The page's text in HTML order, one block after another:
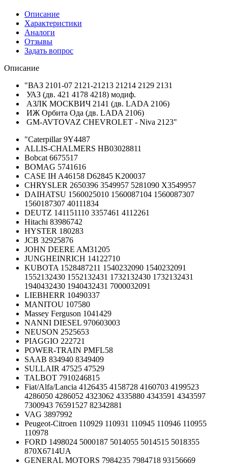
Описание
Характеристики
Аналоги
Отзывы
Задать вопрос
Описание
"ВАЗ 2101-07 2121-21213 21214 2129 2131
УАЗ (дв. 421 4178 4218) модиф.
АЗЛК МОСКВИЧ 2141 (дв. LADA 2106)
ИЖ Орбита Ода (дв. LADA 2106)
GM-AVTOVAZ CHEVROLET - Niva 2123"
"Caterpillar 9Y4487
ALLIS-CHALMERS HB03028811
Bobcat 6675517
BOMAG 5741616
CASE IH A46158 D62845 K200037
CHRYSLER 2650396 3549957 5281090 X3549957
DAIHATSU 1560025010 1560087104 1560087307
1560187307 40111834
DEUTZ 141151110 3357461 4112261
Hitachi 83986742
HYSTER 180283
JCB 32925876
JOHN DEERE AM31205
JUNGHEINRICH 14122710
KUBOTA 1528487211 1540232090 1540232091
1552132430 1552132431 1732132430 1732132431
1940432430 1940432431 7000032091
LIEBHERR 10490337
MANITOU 107580
Massey Ferguson 1041429
NANNI DIESEL 970603003
NEUSON 2525653
PIAGGIO 222721
POWER-TRAIN PMFL58
SAAB 834940 8349409
SULLAIR 47525 47529
TALBOT 7910246815
Fiat/Alfa/Lancia 4126435 4158728 4160703 4199523
4286050 4286052 4323062 4335880 4343591 4343597
7300943 76591527 82342881
VAG 3897992
Peugeot-Citroen 110929 110931 110945 110946 110955
110978
FORD 1498024 5000187 5014055 5014515 5018355
870X6714UA
GENERAL MOTORS 7984235 7984718 93156669